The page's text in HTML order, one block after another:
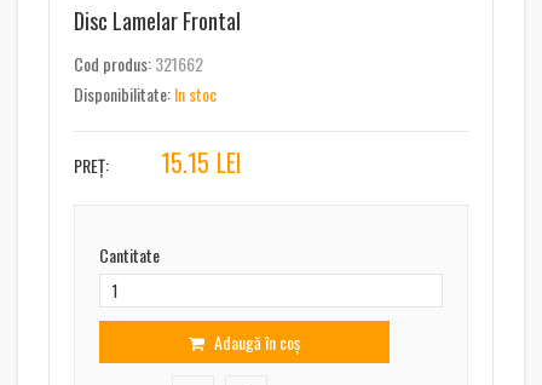
Disc Lamelar Frontal
Cod produs:321662
Disponibilitate:In stoc
PREȚ: 15.15 LEI
Cantitate
Adaugă în coș